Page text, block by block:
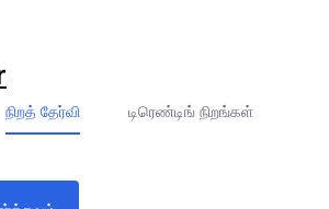
நிறத் தேர்வி டிரெண்டிங் நிறங்கள்